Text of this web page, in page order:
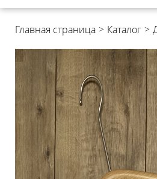
Главная страница > Каталог >